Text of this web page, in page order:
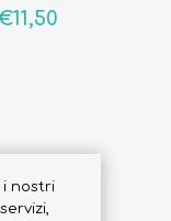
nostri